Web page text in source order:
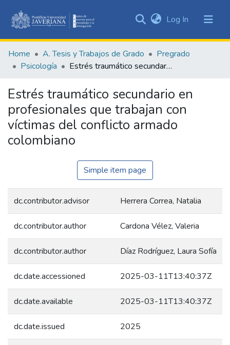
&
Collections
Statistics
Log In (current)
Home A. Tesis y Trabajos de Grado
Pregrado
Psicología
Estrés traumático secundario en profesionales que trabajan con víctimas del conflicto armado colombiano
Estrés traumático secundario en
profesionales que trabajan con
víctimas del conflicto armado
colombiano
Simple item page
dc.contributor.advisor Herrera Correa, Natalia
dc.contributor.author Cardona Vélez, Valeria
dc.contributor.author Díaz Rodríguez, Laura Sofía
dc.date.accessioned 2025-03-11T13:40:37Z
dc.date.available 2025-03-11T13:40:37Z
dc.date.issued 2025